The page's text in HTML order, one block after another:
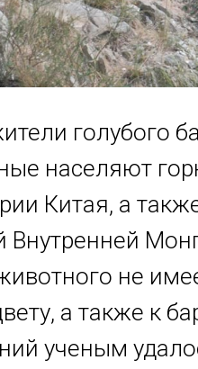
голубого
населяют
Китая, а
Внутренней
не
а также к
ученым